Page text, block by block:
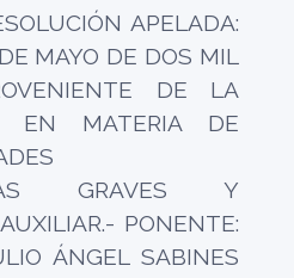
APELADA:
MAYO DE DOS MIL
DE LA
EN MATERIA DE
GRAVES Y
PONENTE:
ÁNGEL SABINES